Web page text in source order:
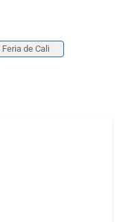
Feria de Cali